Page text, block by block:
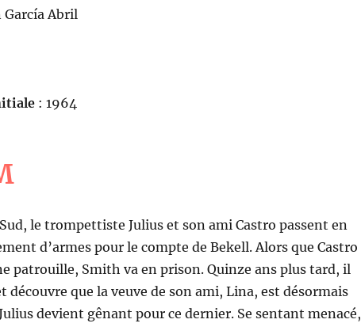
García Abril
: 1964
le trompettiste Julius et son ami Castro passent en
d’armes pour le compte de Bekell. Alors que Castro
patrouille, Smith va en prison. Quinze ans plus tard, il
découvre que la veuve de son ami, Lina, est désormais
devient gênant pour ce dernier. Se sentant menacé,